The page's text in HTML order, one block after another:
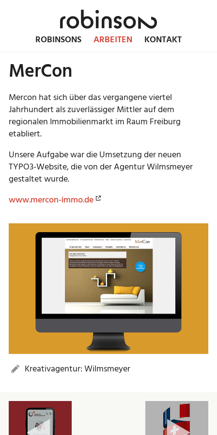
ROBINSONS ARBEITEN KONTAKT
MerCon
Mercon hat sich über das vergangene viertel
Jahrhundert als zuverlässiger Mittler auf dem
regionalen Immobilienmarkt im Raum Freiburg
etabliert.
Unsere Aufgabe war die Umsetzung der neuen
TYPO3-Website, die von der Agentur Wilmsmeyer
gestaltet wurde.
www.mercon-immo.de
Kreativagentur: Wilmsmeyer